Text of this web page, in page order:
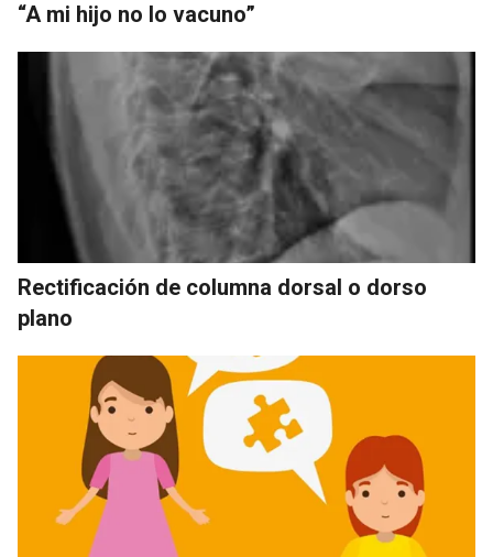
“A mi hijo no lo vacuno”
Rectificación de columna dorsal o dorso
plano